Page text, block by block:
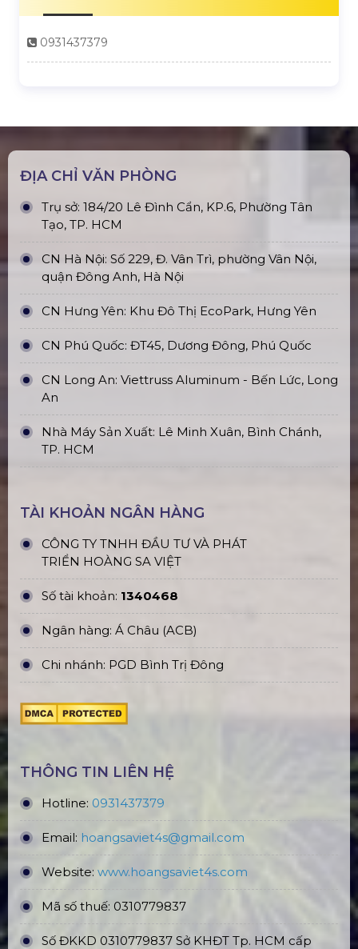
0931437379
ĐỊA CHỈ VĂN PHÒNG
Trụ sở: 184/20 Lê Đình Cẩn, KP.6, Phường Tân
Tạo, TP. HCM
CN Hà Nội: Số 229, Đ. Vân Trì, phường Vân Nội,
quận Đông Anh, Hà Nội
CN Hưng Yên: Khu Đô Thị EcoPark, Hưng Yên
CN Phú Quốc: ĐT45, Dương Đông, Phú Quốc
CN Long An: Viettruss Aluminum - Bến Lức, Long
An
Nhà Máy Sản Xuất: Lê Minh Xuân, Bình Chánh,
TP. HCM
TÀI KHOẢN NGÂN HÀNG
CÔNG TY TNHH ĐẦU TƯ VÀ PHÁT
TRIỂN HOÀNG SA VIỆT
Số tài khoản: 1340468
Ngân hàng: Á Châu (ACB)
Chi nhánh: PGD Bình Trị Đông
THÔNG TIN LIÊN HỆ
Hotline: 0931437379
Email: hoangsaviet4s@gmail.com
Website: www.hoangsaviet4s.com
Mã số thuế: 0310779837
Số ĐKKD 0310779837 Sở KHĐT Tp. HCM cấp